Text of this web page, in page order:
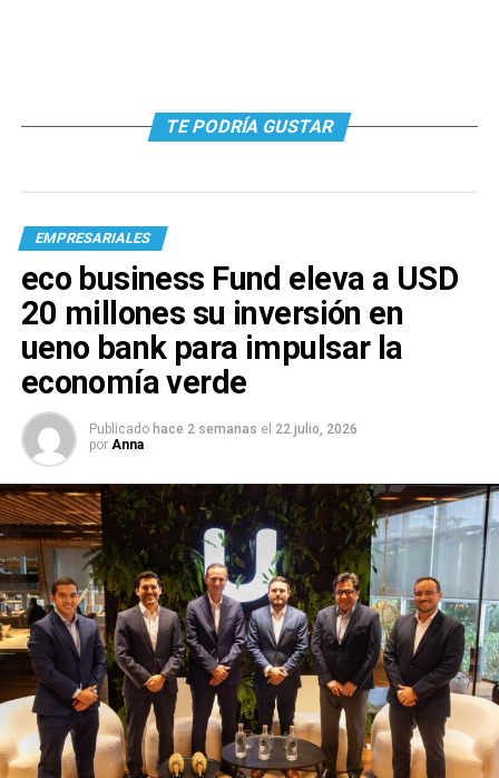
TE PODRÍA GUSTAR
EMPRESARIALES
eco business Fund eleva a USD
20 millones su inversión en
ueno bank para impulsar la
economía verde
Publicado hace 2 semanas el 22 julio, 2026
por Anna